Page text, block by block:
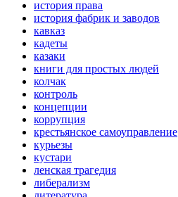
история права
история фабрик и заводов
кавказ
кадеты
казаки
книги для простых людей
колчак
контроль
концепции
коррупция
крестьянское самоуправление
курьезы
кустари
ленская трагедия
либерализм